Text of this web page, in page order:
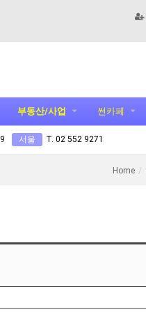
부동산/사업 썬카페
서울 T. 02 552 9271
Home